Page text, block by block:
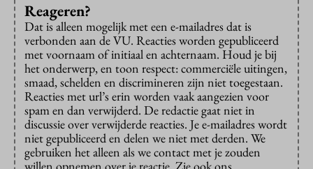
Reageren?
Dat is alleen mogelijk met een e-mailadres dat is
verbonden aan de VU. Reacties worden gepubliceerd
met voornaam of initiaal en achternaam. Houd je bij
het onderwerp, en toon respect: commerciële uitingen,
smaad, schelden en discrimineren zijn niet toegestaan.
Reacties met url’s erin worden vaak aangezien voor
spam en dan verwijderd. De redactie gaat niet in
discussie over verwijderde reacties. Je e-mailadres wordt
niet gepubliceerd en delen we niet met derden. We
gebruiken het alleen als we contact met je zouden